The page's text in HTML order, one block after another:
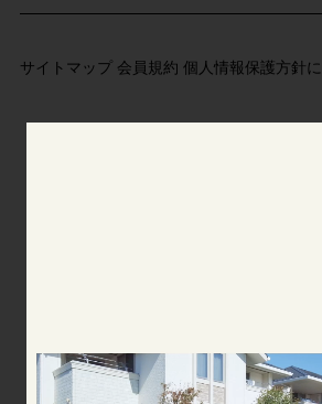
サイトマップ 会員規約 個人情報保護方針